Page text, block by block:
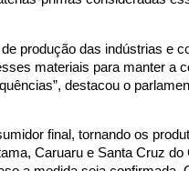
produção das indústrias e
materiais para manter a
destacou o
final, tornando os
Caruaru e Santa Cruz do